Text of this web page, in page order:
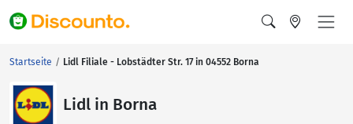
Startseite Lidl Filiale - Lobstädter Str. 17 in 04552 Borna
Lidl in Borna